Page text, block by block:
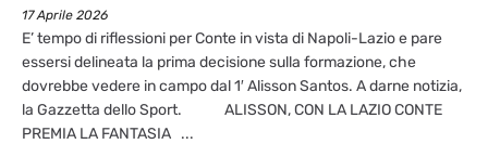
17 Aprile 2026
E’ tempo di riflessioni per Conte in vista di Napoli-Lazio e pare
essersi delineata la prima decisione sulla formazione, che
dovrebbe vedere in campo dal 1′ Alisson Santos. A darne notizia,
la Gazzetta dello Sport. ALISSON, CON LA LAZIO CONTE
PREMIA LA FANTASIA ...